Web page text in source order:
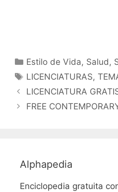
Categorías
Estilo de Vida, Salud,
Etiquetas
LICENCIATURAS,
LICENCIATURA
FREE
Alphapedia
Enciclopedia gratuita